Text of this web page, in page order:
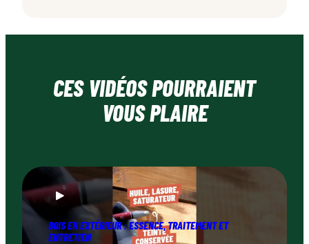
CES VIDÉOS POURRAIENT
VOUS PLAIRE
BOIS EN EXTÉRIEUR : ESSENCE, TRAITEMENT ET
ENTRETIEN